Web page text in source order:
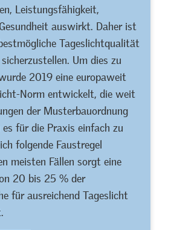
Leistungsfähigkeit,
auswirkt. Daher ist
Tageslichtqualität
Um dies zu
2019 eine europaweit
Norm entwickelt, die weit
der Musterbauordnung
für die Praxis einfach zu
folgende Faustregel
meisten Fällen sorgt eine
20 bis 25 % der
für ausreichend Tageslicht